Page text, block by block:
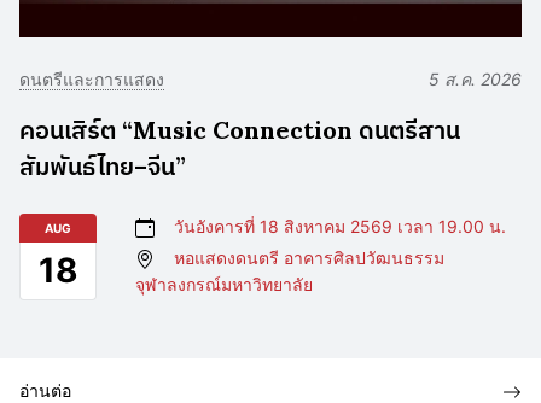
ดนตรีและการแสดง 5 ส.ค. 2026
คอนเสิร์ต “Music Connection ดนตรีสาน
สัมพันธ์ไทย–จีน”
AUG
18
วันอังคารที่ 18 สิงหาคม 2569 เวลา 19.00 น.
หอแสดงดนตรี อาคารศิลปวัฒนธรรม
จุฬาลงกรณ์มหาวิทยาลัย
อ่านต่อ